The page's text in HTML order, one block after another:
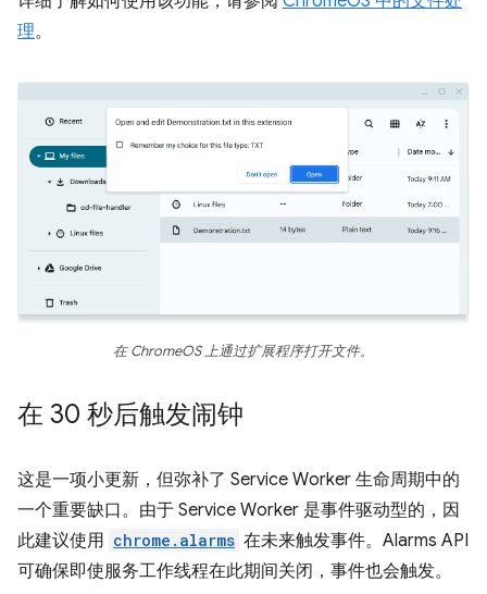
理。
在 ChromeOS 上通过扩展程序打开文件。
在 30 秒后触发闹钟
这是一项小更新，但弥补了 Service Worker 生命周期中的
一个重要缺口。由于 Service Worker 是事件驱动型的，因
此建议使用 chrome.alarms 在未来触发事件。Alarms API
可确保即使服务工作线程在此期间关闭，事件也会触发。